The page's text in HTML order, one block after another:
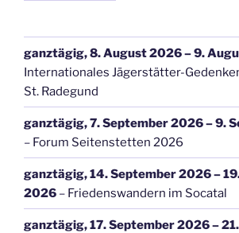
ganztägig,8. August 2026–9.
Internationales Jägerstätter-
St. Radegund
ganztägig,7. September 2026–9.
– Forum Seitenstetten 2026
ganztägig,14. September 2026–
2026 – Friedenswandern im Socatal
ganztägig,17. September 2026–